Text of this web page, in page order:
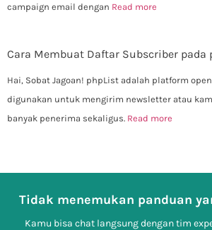
campaign email dengan Read more
Cara Membuat Daftar Subscriber pada
Hai, Sobat Jagoan! phpList adalah platform
digunakan untuk mengirim newsletter atau
banyak penerima sekaligus. Read more
Tidak menemukan panduan
Kamu bisa chat langsung dengan tim